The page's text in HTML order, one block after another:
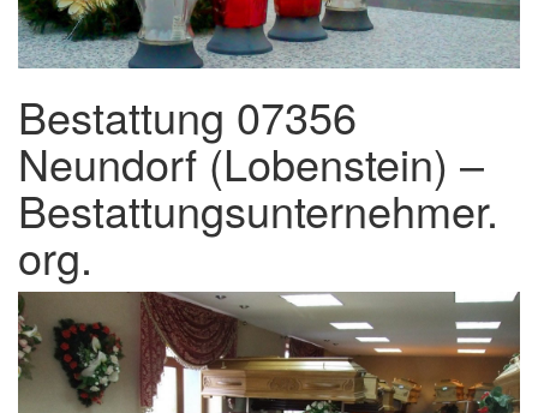
Bestattung 07356
Neundorf (Lobenstein) –
Bestattungsunternehmer.
org.